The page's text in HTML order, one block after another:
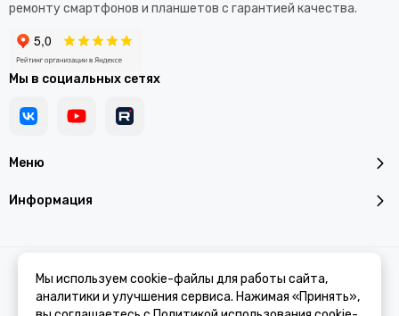
Меню
Информация
ремонту смартфонов и планшетов с гарантией качества.
Мы в социальных сетях
2026 © Addroid.ru. Карта сайта
Мы используем cookie-файлы для работы сайта,
аналитики и улучшения сервиса. Нажимая «Принять»,